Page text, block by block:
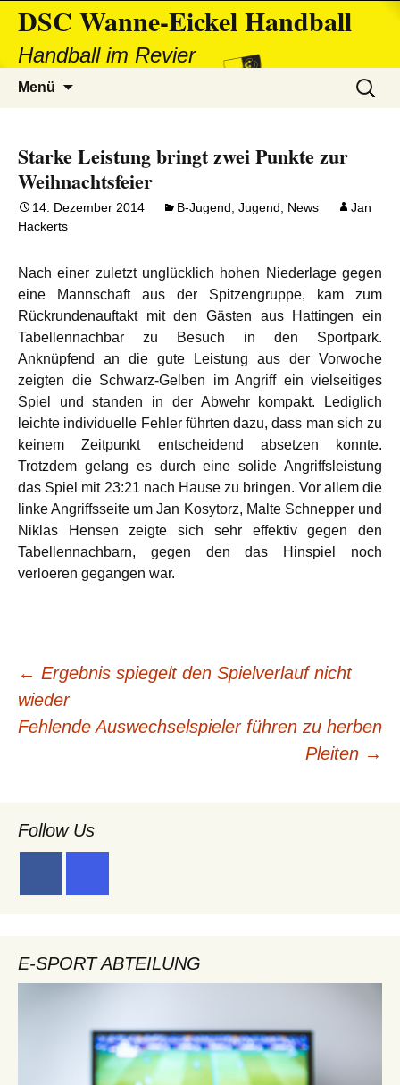
DSC Wanne-Eickel Handball
Handball im Revier
Menü
Suchen
nach:
Starke Leistung bringt zwei Punkte zur
Weihnachtsfeier
14. Dezember 2014 B-Jugend Jugend News
Jan
Hackerts
Nach einer zuletzt unglücklich hohen Niederlage gegen
eine Mannschaft aus der Spitzengruppe, kam zum
Rückrundenauftakt mit den Gästen aus Hattingen ein
Tabellennachbar zu Besuch in den Sportpark.
Anknüpfend an die gute Leistung aus der Vorwoche
zeigten die Schwarz-Gelben im Angriff ein vielseitiges
Spiel und standen in der Abwehr kompakt. Lediglich
leichte individuelle Fehler führten dazu, dass man sich zu
keinem Zeitpunkt entscheidend absetzen konnte.
Trotzdem gelang es durch eine solide Angriffsleistung
das Spiel mit 23:21 nach Hause zu bringen. Vor allem die
linke Angriffsseite um Jan Kosytorz, Malte Schnepper und
Niklas Hensen zeigte sich sehr effektiv gegen den
Tabellennachbarn, gegen den das Hinspiel noch
verloeren gegangen war.
Beitragsnavigation
← Ergebnis spiegelt den Spielverlauf nicht
wieder
Fehlende Auswechselspieler führen zu herben
Pleiten →
Follow Us
E-SPORT ABTEILUNG